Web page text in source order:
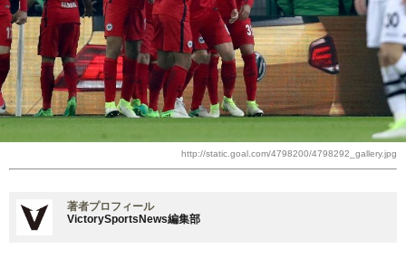
http://static.goal.com/4798200/4798292_gallery.jpg
著者プロフィール
VictorySportsNews編集部